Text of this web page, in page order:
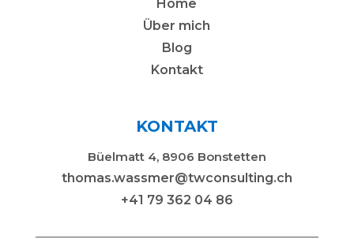
Home
Über mich
Blog
Kontakt
KONTAKT
Büelmatt 4, 8906 Bonstetten
thomas.wassmer@twconsulting.ch
+41 79 362 04 86